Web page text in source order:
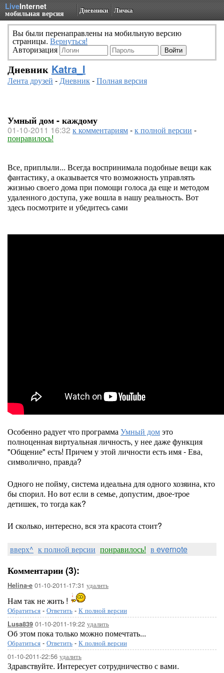
LiveInternet
мобильная версия Дневники Личка
Вы были перенаправлены на мобильную версию
страницы. Вернуться!
Авторизация
Дневник Katra_I
Лента друзей -Дневник-Полная версия
Умный дом - каждому
01-10-2011 16:32 к комментариям-к полной версии -
понравилось!
Все, приплыли... Всегда воспринимала подобные вещи как
фантастику, а оказывается что возможность управлять
жизнью своего дома при помощи голоса да еще и методом
удаленного доступа, уже вошла в нашу реальность. Вот
здесь посмотрите и убедитесь сами
Особенно радует что программаУмный домэто
полноценная виртуальная личность, у нее даже функция
"Общение" есть! Причем у этой личности есть имя - Ева,
символично, правда?
Одного не пойму, система идеальна для одного хозяина, кто
бы спорил. Но вот если в семье, допустим, двое-трое
детишек, то тогда как?
И сколько, интересно, вся эта красота стоит?
вверх^ к полной версии понравилось! в evernote
Комментарии (3):
Helina-e 01-10-2011-17:31 удалить
Нам так не жить !
Обратиться - Ответить - К полной версии
Lusa839 01-10-2011-19:22 удалить
Об этом пока только можно помечтать...
Обратиться - Ответить - К полной версии
01-10-2011-22:56 удалить
Здравствуйте. Интересует сотрудничество с вами.